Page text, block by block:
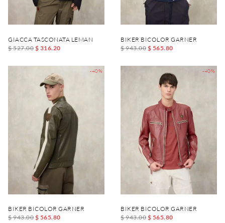
GIACCA TASCONATA LEMAN
$ 527.00 $ 316.20
BIKER BICOLOR GARNER
$ 943.00 $ 565.80
-40%
BIKER BICOLOR GARNER
$ 943.00 $ 565.80
-40%
BIKER BICOLOR GARNER
$ 943.00 $ 565.80